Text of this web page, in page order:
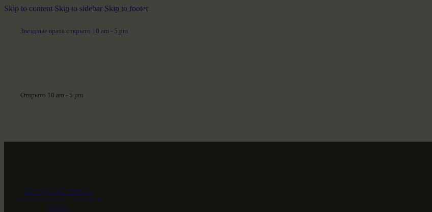
Skip to content Skip to sidebar Skip to footer
Звездные врата открыто 10 am - 5 pm
Открыто 10 am - 5 pm
ЗВЕЗДНЫЕ ВРАТА
НАШ МИР ВЧЕРА СЕГОДНЯ И
ЗАВТРА